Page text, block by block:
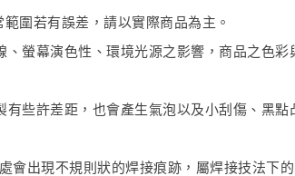
圍若有誤差，請以實際商品為主。
螢幕演色性、環境光源之影響，商品之色
些許差距，也會產生氣泡以及小刮傷、黑
會出現不規則狀的焊接痕跡，屬焊接技法下